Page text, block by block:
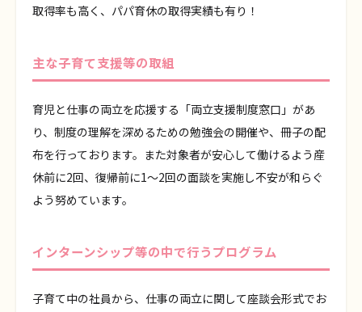
取得率も高く、パパ育休の取得実績も有り！
主な子育て支援等の取組
育児と仕事の両立を応援する「両立支援制度窓口」があ
り、制度の理解を深めるための勉強会の開催や、冊子の配
布を行っております。また対象者が安心して働けるよう産
休前に2回、復帰前に1～2回の面談を実施し不安が和らぐ
よう努めています。
インターンシップ等の中で行うプログラム
子育て中の社員から、仕事の両立に関して座談会形式でお